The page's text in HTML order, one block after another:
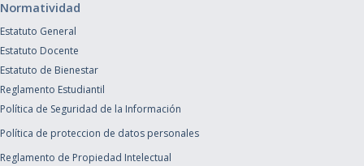
Normatividad
Estatuto General
Estatuto Docente
Estatuto de Bienestar
Reglamento Estudiantil
Política de Seguridad de la Información
Política de proteccion de datos personales
Reglamento de Propiedad Intelectual